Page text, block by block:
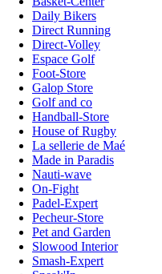
Daily Bikers
Direct Running
Direct-Volley
Espace Golf
Foot-Store
Galop Store
Golf and co
Handball-Store
House of Rugby
La sellerie de Maé
Made in Paradis
Nauti-wave
On-Fight
Padel-Expert
Pecheur-Store
Pet and Garden
Slowood Interior
Smash-Expert